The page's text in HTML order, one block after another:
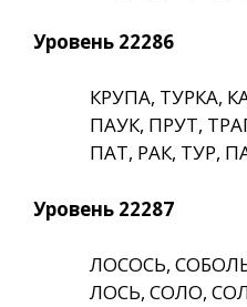
Уровень 22286
КРУПА, ТУРКА,
ПАУК, ПРУТ,
ПАТ, РАК, ТУР,
Уровень 22287
ЛОСОСЬ,
ЛОСЬ, СОЛО,